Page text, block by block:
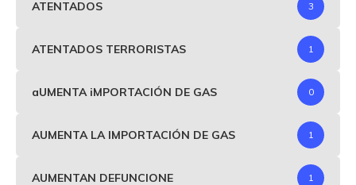
ATENTADOS 3
ATENTADOS TERRORISTAS 1
aUMENTA iMPORTACIÓN DE GAS 0
AUMENTA LA IMPORTACIÓN DE GAS 1
AUMENTAN DEFUNCIONE 1